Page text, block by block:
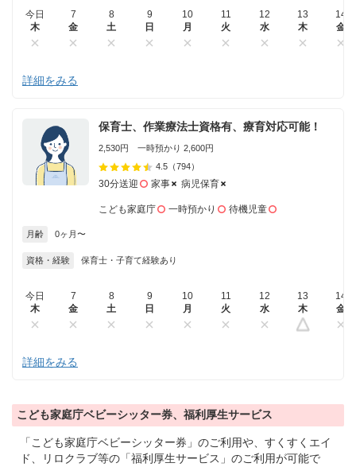
今日
木
7
金
8
土
9
日
10
月
11
火
12
水
13
木
14
金
詳細をみる
保育士、作業療法士資格有、療育対応可能！
2,530円 一時預かり 2,600円
4.5 （794）
30分送迎 家事 病児保育
こども家庭庁 一時預かり 待機児童
月齢 0ヶ月〜
資格・経験 保育士・子育て経験あり
今日
木
7
金
8
土
9
日
10
月
11
火
12
水
13
木
14
金
詳細をみる
こども家庭庁ベビーシッター券、福利厚生サービス
「こども家庭庁ベビーシッター券」のご利用や、すくすくエイ
ド、リロクラブ等の「福利厚生サービス」のご利用が可能で